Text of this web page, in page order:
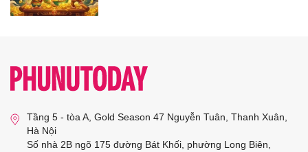
Tầng 5 - tòa A, Gold Season 47 Nguyễn Tuân, Thanh Xuân,
Hà Nội
Số nhà 2B ngõ 175 đường Bát Khối, phường Long Biên,